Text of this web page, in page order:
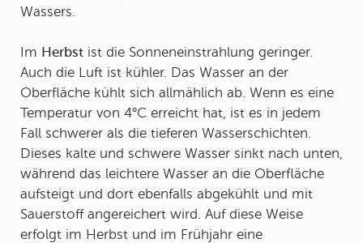
Wassers.
Im Herbst ist die Sonneneinstrahlung geringer.
Auch die Luft ist kühler. Das Wasser an der
Oberfläche kühlt sich allmählich ab. Wenn es eine
Temperatur von 4°C erreicht hat, ist es in jedem
Fall schwerer als die tieferen Wasserschichten.
Dieses kalte und schwere Wasser sinkt nach unten,
während das leichtere Wasser an die Oberfläche
aufsteigt und dort ebenfalls abgekühlt und mit
Sauerstoff angereichert wird. Auf diese Weise
erfolgt im Herbst und im Frühjahr eine